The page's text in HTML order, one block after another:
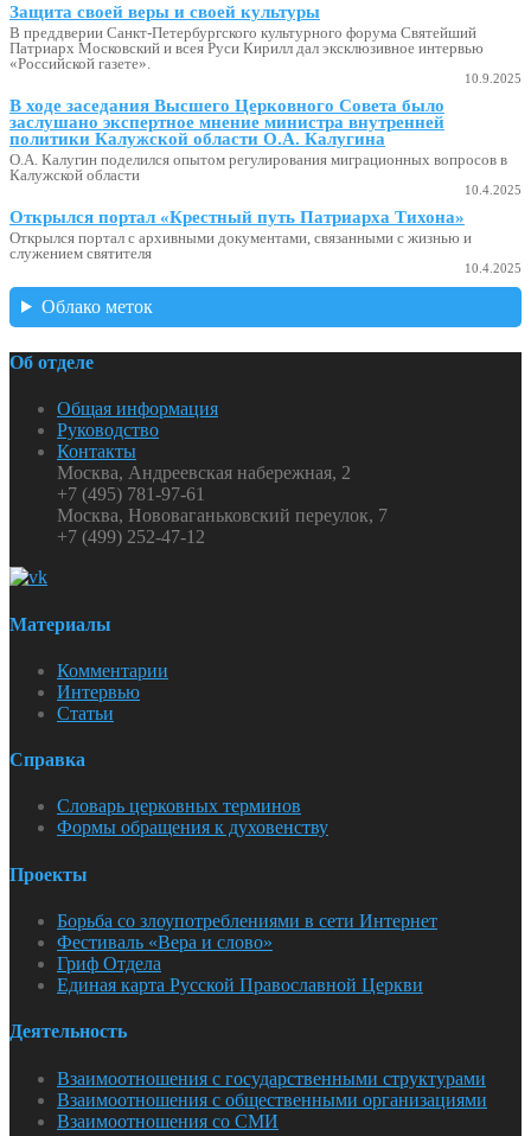
Защита своей веры и своей культуры
В преддверии Санкт-Петербургского культурного форума Святейший
Патриарх Московский и всея Руси Кирилл дал эксклюзивное интервью
«Российской газете».
10.9.2025
В ходе заседания Высшего Церковного Совета было
заслушано экспертное мнение министра внутренней
политики Калужской области О.А. Калугина
О.А. Калугин поделился опытом регулирования миграционных вопросов в
Калужской области
10.4.2025
Открылся портал «Крестный путь Патриарха Тихона»
Открылся портал с архивными документами, связанными с жизнью и
служением святителя
10.4.2025
Облако меток
Об отделе
Общая информация
Руководство
Контакты
Москва, Андреевская набережная, 2
+7 (495) 781-97-61
Москва, Нововаганьковский переулок, 7
+7 (499) 252-47-12
Материалы
Комментарии
Интервью
Статьи
Справка
Словарь церковных терминов
Формы обращения к духовенству
Проекты
Борьба со злоупотреблениями в сети Интернет
Фестиваль «Вера и слово»
Гриф Отдела
Единая карта Русской Православной Церкви
Деятельность
Взаимоотношения с государственными структурами
Взаимоотношения с общественными организациями
Взаимоотношения со СМИ